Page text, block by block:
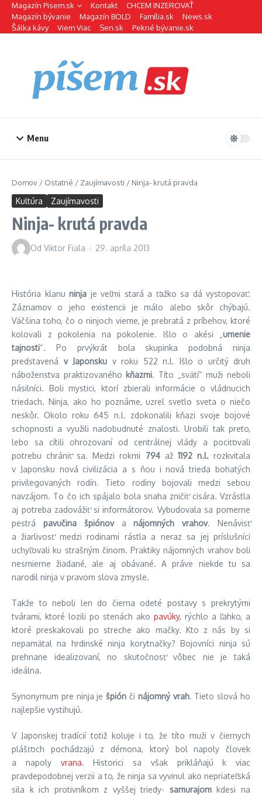
Preskočiť na obsah
Magazín Pisem.sk Kontakt
CHCEM INZEROVAŤ
Magazín bývanie
Magazín BOLD Família.sk
News.sk
Šálka kávy
Viem Viac Sen.sk Pekné bývanie.sk
Menu
Domov / Ostatné / Zaujímavosti / Ninja- krutá pravda
Kultúra Zaujímavosti
Ninja- krutá pravda
Od Viktor Fiala 29. apríla 2013
História klanu ninja je veľmi stará a ťažko sa dá vystopovať.
Záznamov o jeho existencii je málo alebo skôr chýbajú.
Väčšina toho, čo o ninjoch vieme, je prebratá z príbehov, ktoré
kolovali z pokolenia na pokolenie. Išlo o akési „ umenie
tajnosti“. Po prvýkrát bola skupinka podobná ninja
predstavená v Japonsku v roku 522 n.l. Išlo o určitý druh
náboženstva praktizovaného kňazmi. Títo „svätí“ muži neboli
násilníci. Boli mystici, ktorí zbierali informácie o vládnucich
triedach. Ninja, ako ho poznáme, uzrel svetlo sveta o niečo
neskôr. Okolo roku 645 n.l. zdokonalili kňazi svoje bojové
schopnosti a využili nadobudnuté znalosti. Urobili tak preto,
lebo sa cítili ohrozovaní od centrálnej vlády a pociťovali
potrebu chrániť sa. Medzi rokmi 794až 1192 n.l.rozkvitala
v Japonsku nová civilizácia a s ňou i nová trieda bohatých
privilegovaných rodín. Tieto rodiny bojovali medzi sebou
navzájom. To čo ich spájalo bola snaha zničiť cisára. Vzrástla
aj potreba zadovážiť si informátorov. Vybudovala sa pomerne
pestrá pavučina špiónov anájomných vrahov. Nenávisť
a žiarlivosť medzi rodinami rástla a neraz sa jej príslušníci
uchyľovali ku strašným činom. Praktiky nájomných vrahov boli
nesmierne žiadané, ale aj obávané. A práve niekde tu sa
narodil ninja v pravom slova zmysle.
Takže to neboli len do čierna odeté postavy s prekrytými
tvárami, ktoré lozili po stenách ako pavúky, rýchlo a ľahko, a
ktoré preskakovali po streche ako mačky. Kto z nás by si
nepamätal na hrdinské ninja korytnačky? Bojovníci ninja sú
prehnane idealizovaní, no skutočnosť vôbec nie je taká
ideálna.
Synonymum pre ninja ješpiónči nájomný vrah. Tieto slová ho
najlepšie vystihujú.
V Japonskej tradícií totiž koluje i to, že títo muži v čiernych
plášťoch pochádzajú z démona, ktorý bol napoly človek
a napoly vrana. Historici sa však prikláňajú k viac
pravdepodobnej verzii a to, že ninja sa vyvinul ako nepriateľská
sila k ich protivníkom z vyššej triedy- samurajomkdesi na